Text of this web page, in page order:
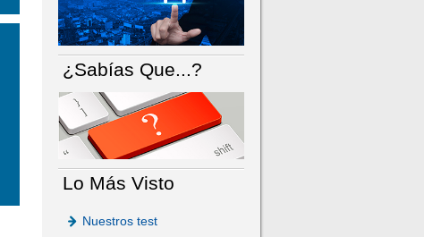
¿Sabías Que...?
Lo Más Visto
Nuestros test